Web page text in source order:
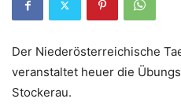
Der Niederösterreichische
veranstaltet heuer die
Stockerau.